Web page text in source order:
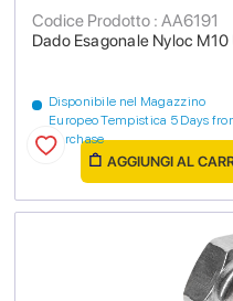
Dado Esagonale Nyloc
Codice Prodotto : AA6191
Disponibile nel Magazzino
Europeo Tempistica 5 Days
purchase
AGGIUNGI AL